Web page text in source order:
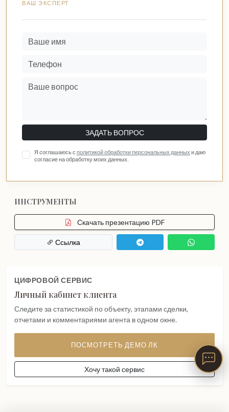
ВАШ ЭКСПЕРТ
ЗАДАТЬ ВОПРОС
Я соглашаюсь с политикой обработки персональных данных и даю
согласие на обработку моих данных.
ИНСТРУМЕНТЫ
Скачать презентацию PDF
Ссылка
ЦИФРОВОЙ СЕРВИС
Личный кабинет клиента
Следите за статистикой по объекту, этапами сделки,
отчетами и комментариями агента в одном окне.
ПОСМОТРЕТЬ ДЕМО ЛК
Хочу такой сервис